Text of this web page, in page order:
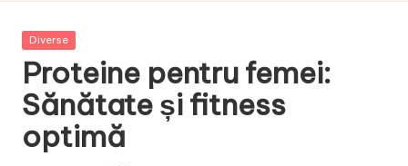
Posted
Diverse
Proteine pentru femei:
Sănătate și fitness
optimă